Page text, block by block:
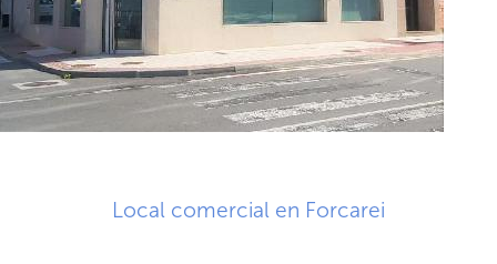
Local comercial en Forcarei